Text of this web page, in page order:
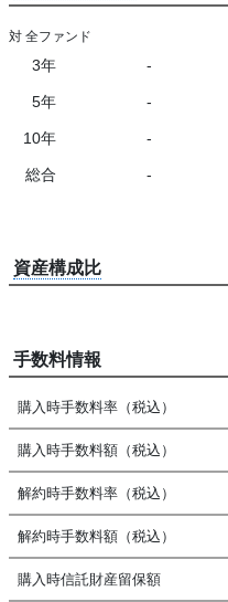
対 全ファンド
3年 -
5年 -
10年 -
総合 -
資産構成比
手数料情報
購入時手数料率（税込）
購入時手数料額（税込）
解約時手数料率（税込）
解約時手数料額（税込）
購入時信託財産留保額